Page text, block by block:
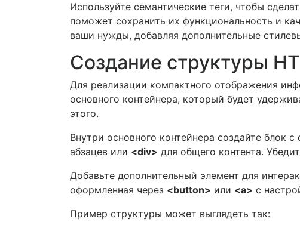
Используйте семантические теги, чтобы
поможет сохранить их функциональность и
ваши нужды, добавляя дополнительные
Создание структуры
Для реализации компактного отображения
основного контейнера, который будет
этого.
Внутри основного контейнера создайте
абзацев или <div> для общего контента.
Добавьте дополнительный элемент для
оформленная через <button> или <a> с
Пример структуры может выглядеть так: